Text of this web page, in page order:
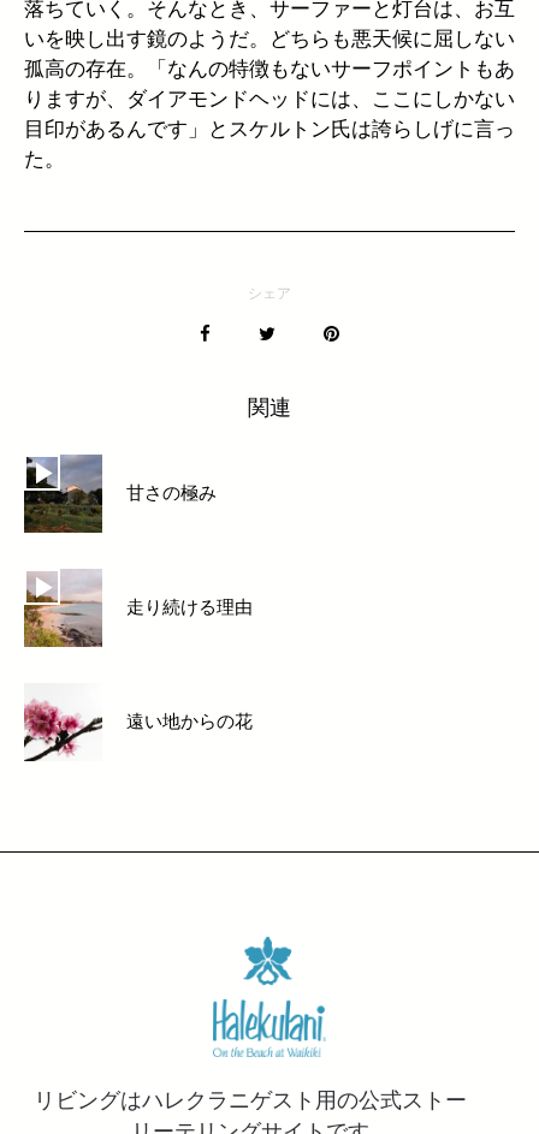
落ちていく。そんなとき、サーファーと灯台は、お互
いを映し出す鏡のようだ。どちらも悪天候に屈しない
孤高の存在。「なんの特徴もないサーフポイントもあ
りますが、ダイアモンドヘッドには、ここにしかない
目印があるんです」とスケルトン氏は誇らしげに言っ
た。
シェア
関連
甘さの極み
走り続ける理由
遠い地からの花
リビングはハレクラニゲスト用の公式ストー